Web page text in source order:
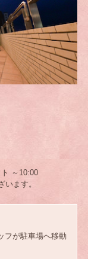
～10:00
ます。
フが駐車場へ移動